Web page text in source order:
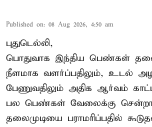
Published on: 08 Aug 2026, 4:50 am
புதுடெல்லி,
பொதுவாக இந்திய பெண்கள்
நீளமாக வளர்ப்பதிலும், உடல்
பேணுவதிலும் அதிக ஆர்வம்
பல பெண்கள் வேலைக்கு
தலைமுடியை பராமரிப்பதில்